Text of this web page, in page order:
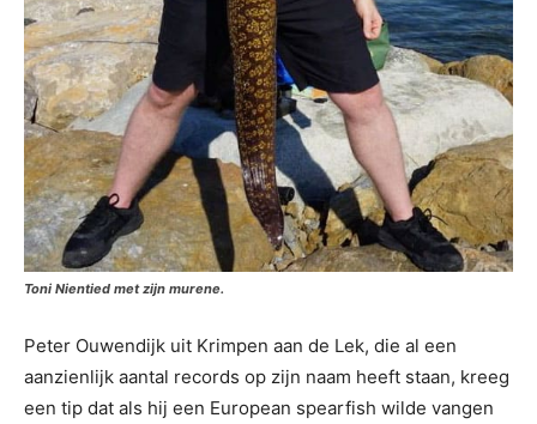
Toni Nientied met zijn murene.
Peter Ouwendijk uit Krimpen aan de Lek, die al een
aanzienlijk aantal records op zijn naam heeft staan, kreeg
een tip dat als hij een European spearfish wilde vangen